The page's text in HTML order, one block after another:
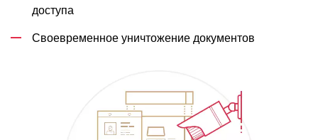
доступа
Своевременное уничтожение документов